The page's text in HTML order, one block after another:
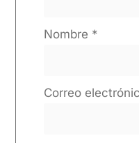
Nombre *
Correo